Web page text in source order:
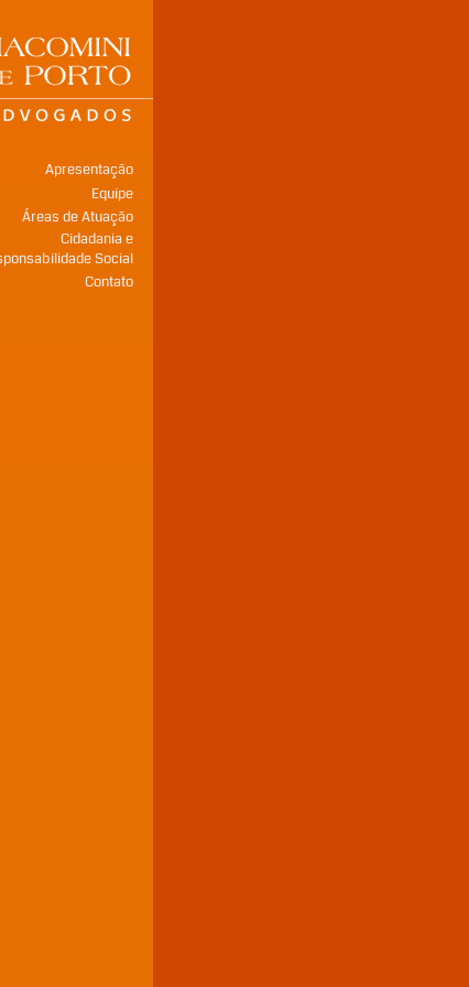
Apresentação
Equipe
Áreas de Atuação
Cidadania e
Social
Contato